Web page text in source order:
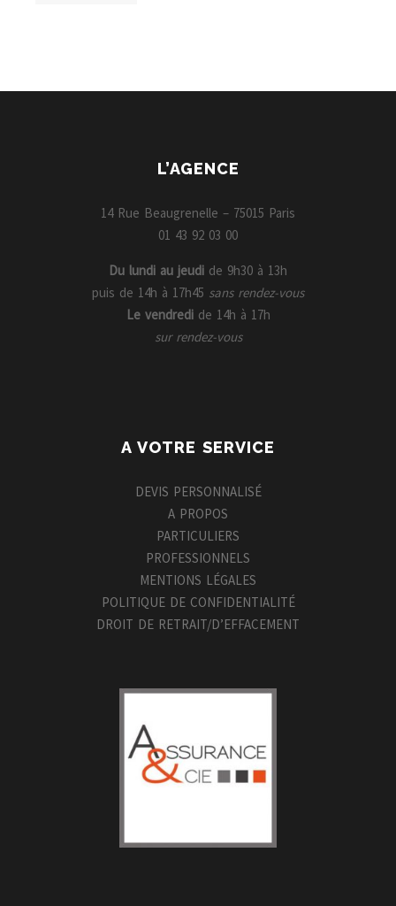
L’AGENCE
14 Rue Beaugrenelle – 75015 Paris
01 43 92 03 00
Du lundi au jeudi de 9h30 à 13h
puis de 14h à 17h45 sans rendez-vous
Le vendredi de 14h à 17h
sur rendez-vous
A VOTRE SERVICE
DEVIS PERSONNALISÉ
A PROPOS
PARTICULIERS
PROFESSIONNELS
MENTIONS LÉGALES
POLITIQUE DE CONFIDENTIALITÉ
DROIT DE RETRAIT/D’EFFACEMENT